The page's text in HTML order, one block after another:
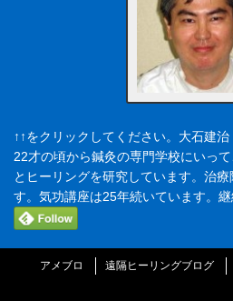
↑↑をクリックしてください。大石建治
22才の頃から鍼灸の専門学校にいっ
とヒーリングを研究しています。治
す。気功講座は25年続いています。継
アメブロ 遠隔ヒーリングブログ